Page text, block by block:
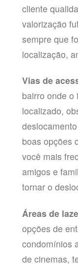
cliente
valorização
sempre que
localização,
Vias de
bairro onde o
localizado,
boas opções
você mais
amigos e
tornar o
Áreas de
opções de
condomínios
de cinemas,